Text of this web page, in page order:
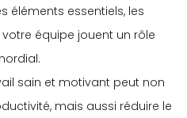
éléments essentiels, les
équipe jouent un rôle
sain et motivant peut non
mais aussi réduire le